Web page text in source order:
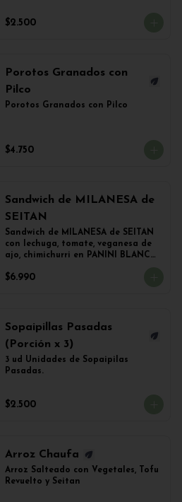
$2.500
Porotos Granados con
Pilco
Porotos Granados con Pilco
$4.750
Sandwich de MILANESA de
SEITAN
Sandwich de MILANESA de SEITAN
con lechuga, tomate, veganesa de
ajo, chimichurri en PANINI BLANCO
$6.990
Sopaipillas Pasadas
(Porción x 3)
3 ud Unidades de Sopaipilas
Pasadas.
$2.500
Arroz Chaufa
Arroz Salteado con Vegetales, Tofu
Revuelto y Seitan